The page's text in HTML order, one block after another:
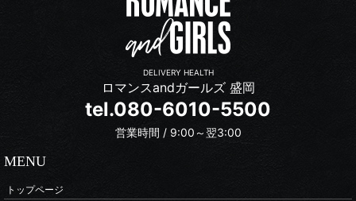
DELIVERY HEALTH
ロマンスandガールズ 盛岡
tel.080-6010-5500
営業時間 / 9:00～翌3:00
MENU
トップページ